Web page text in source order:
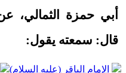
أبي حمزة الثمالي،
قال: سمعته يقول:
الإمام الباقر (عليه السلام)